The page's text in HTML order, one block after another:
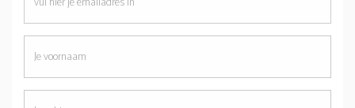
Je
voornaam
Je